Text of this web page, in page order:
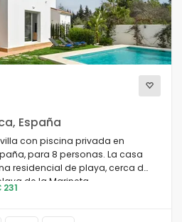
España
con piscina privada en
para 8 personas. La casa
residencial de playa, cerca de
de la Marineta.
231